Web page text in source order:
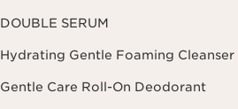
DOUBLE SERUM
Hydrating Gentle Foaming Cleanser
Gentle Care Roll-On Deodorant